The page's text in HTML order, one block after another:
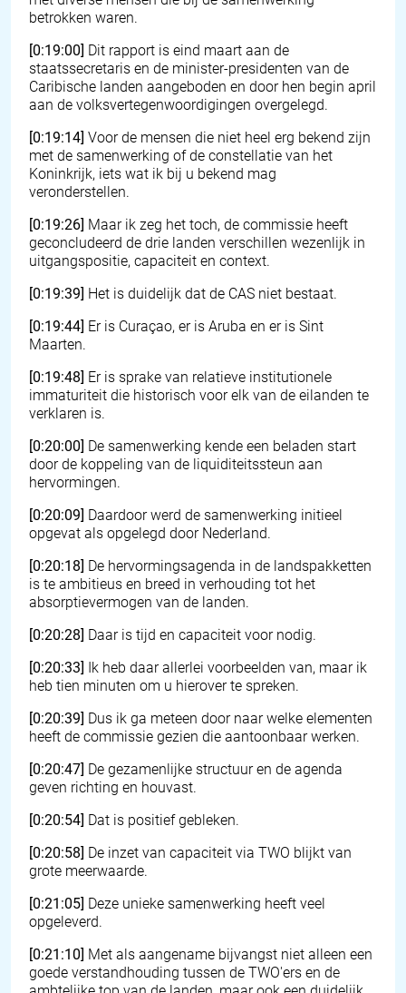
betrokken waren.
[0:19:00] Dit rapport is eind maart aan de
staatssecretaris en de minister-presidenten van de
Caribische landen aangeboden en door hen begin april
aan de volksvertegenwoordigingen overgelegd.
[0:19:14] Voor de mensen die niet heel erg bekend zijn
met de samenwerking of de constellatie van het
Koninkrijk, iets wat ik bij u bekend mag
veronderstellen.
[0:19:26] Maar ik zeg het toch, de commissie heeft
geconcludeerd de drie landen verschillen wezenlijk in
uitgangspositie, capaciteit en context.
[0:19:39] Het is duidelijk dat de CAS niet bestaat.
[0:19:44] Er is Curaçao, er is Aruba en er is Sint
Maarten.
[0:19:48] Er is sprake van relatieve institutionele
immaturiteit die historisch voor elk van de eilanden te
verklaren is.
[0:20:00] De samenwerking kende een beladen start
door de koppeling van de liquiditeitssteun aan
hervormingen.
[0:20:09] Daardoor werd de samenwerking initieel
opgevat als opgelegd door Nederland.
[0:20:18] De hervormingsagenda in de landspakketten
is te ambitieus en breed in verhouding tot het
absorptievermogen van de landen.
[0:20:28] Daar is tijd en capaciteit voor nodig.
[0:20:33] Ik heb daar allerlei voorbeelden van, maar ik
heb tien minuten om u hierover te spreken.
[0:20:39] Dus ik ga meteen door naar welke elementen
heeft de commissie gezien die aantoonbaar werken.
[0:20:47] De gezamenlijke structuur en de agenda
geven richting en houvast.
[0:20:54] Dat is positief gebleken.
[0:20:58] De inzet van capaciteit via TWO blijkt van
grote meerwaarde.
[0:21:05] Deze unieke samenwerking heeft veel
opgeleverd.
[0:21:10] Met als aangename bijvangst niet alleen een
goede verstandhouding tussen de TWO'ers en de